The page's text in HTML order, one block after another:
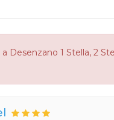
Desenzano 1 Stella, 2